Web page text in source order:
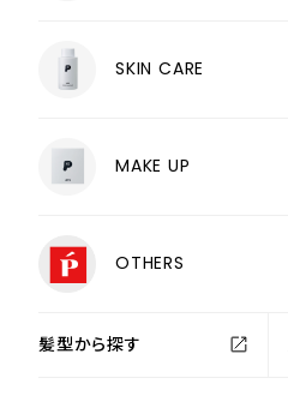
SKIN CARE
MAKE UP
OTHERS
髪型から探す